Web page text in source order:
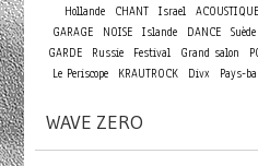
Hollande
CHANT Israel ACOUSTIQUE
GARAGE
NOISE Islande DANCE Suède
GARDE
Russie Festival Grand salon
Le Periscope
KRAUTROCK Divx Pays-
WAVE ZERO